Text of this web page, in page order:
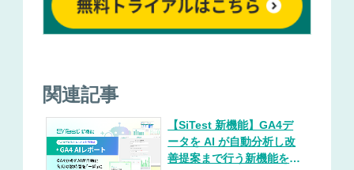
関連記事
【SiTest 新機能】GA4デ
ータを AI が自動分析し改
善提案まで行う新機能を提